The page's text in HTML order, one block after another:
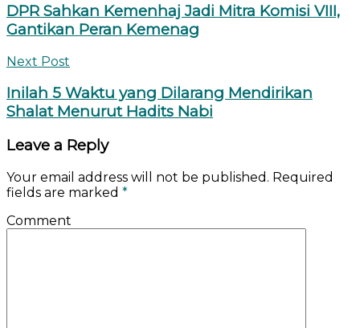
DPR Sahkan Kemenhaj Jadi Mitra Komisi VIII,
Gantikan Peran Kemenag
Next Post
Inilah 5 Waktu yang Dilarang Mendirikan
Shalat Menurut Hadits Nabi
Leave a Reply
Your email address will not be published. Required
fields are marked *
Comment